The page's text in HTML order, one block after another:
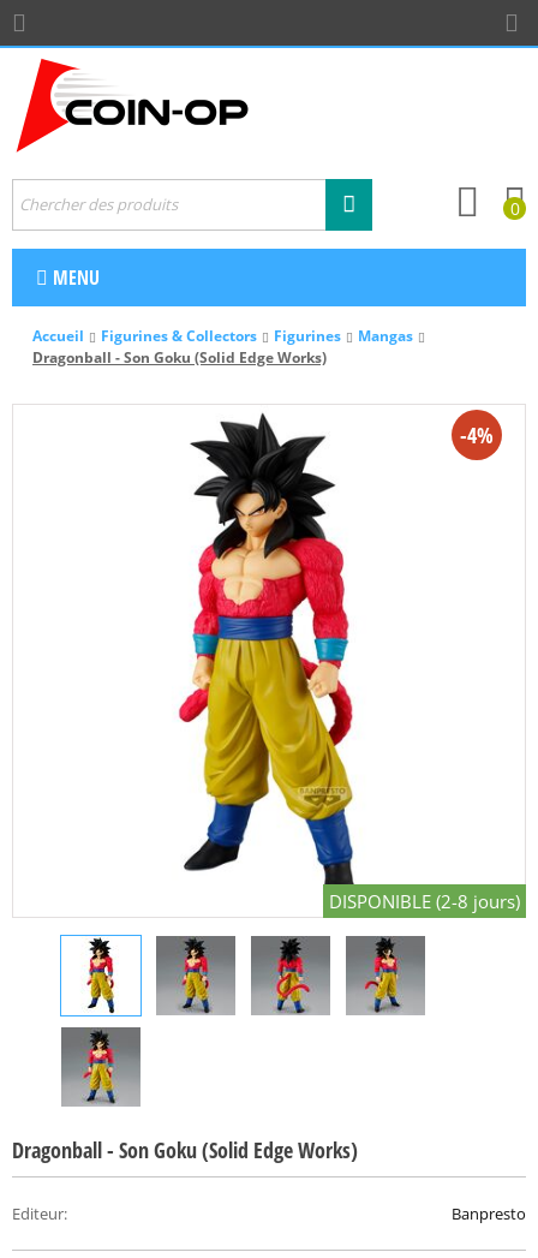
0
MENU
Accueil Figurines & Collectors Figurines
Mangas
Dragonball - Son Goku (Solid Edge Works)
-4%
DISPONIBLE (2-8 jours)
Dragonball - Son Goku (Solid Edge Works)
Editeur: Banpresto